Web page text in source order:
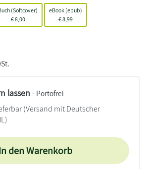
(Softcover)
€8,00
eBook (epub)
€8,99
lassen - Portofrei
(Versand mit Deutscher
den Warenkorb